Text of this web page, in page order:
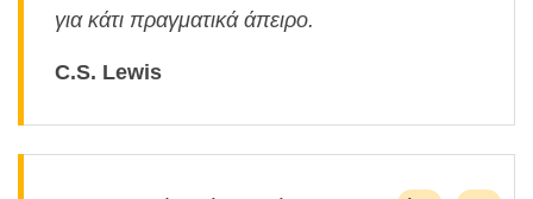
για κάτι πραγματικά άπειρο.
C.S. Lewis